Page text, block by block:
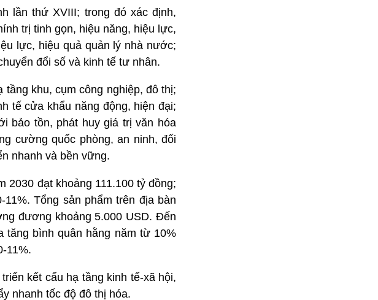
lần thứ XVIII; trong đó xác định,
trị tinh gọn, hiệu năng, hiệu lực,
lực, hiệu quả quản lý nhà nước;
đổi số và kinh tế tư nhân.
khu, cụm công nghiệp, đô thị;
tế cửa khẩu năng động, hiện đại;
bảo tồn, phát huy giá trị văn hóa
cường quốc phòng, an ninh, đối
nhanh và bền vững.
2030 đạt khoảng 111.100 tỷ đồng;
Tổng sản phẩm trên địa bàn
đương khoảng 5.000 USD. Đến
tăng bình quân hằng năm từ 10%
11%.
kết cấu hạ tầng kinh tế-xã hội,
nhanh tốc độ đô thị hóa.